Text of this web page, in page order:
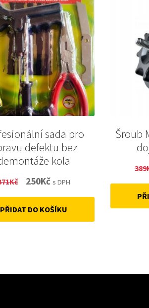
sada pro
defektu bez
kola
Kč
Original
price
was:
250KčCurrent
price
is:
s DPH
PŘIDAT DO KOŠÍKU
Šroub
389